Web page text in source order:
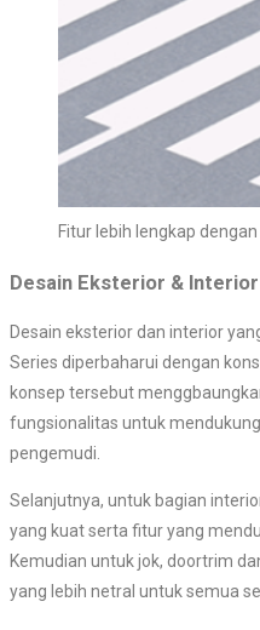
Fitur lebih lengkap
Desain Eksterior &
Desain eksterior dan interior
Series diperbaharui dengan
konsep tersebut
fungsionalitas untuk
pengemudi.
Selanjutnya, untuk bagian
yang kuat serta fitur yang
Kemudian untuk jok, doortrim
yang lebih netral untuk semua